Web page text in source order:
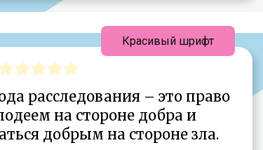
расследования – это право
на стороне добра и
добрым на стороне зла.
Красивый шрифт